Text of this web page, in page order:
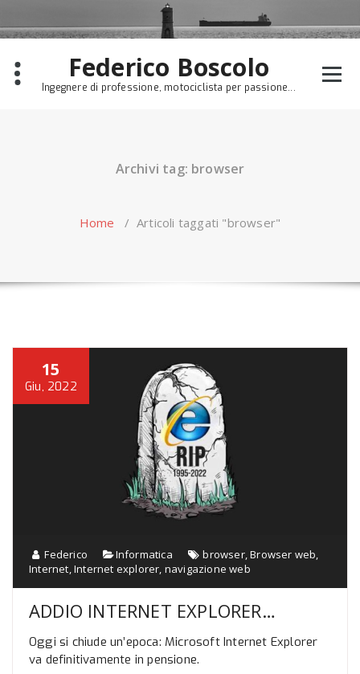
to
content
Federico Boscolo
Ingegnere di professione, motociclista per passione...
Archivi tag: browser
Home / Articoli taggati "browser"
15
Giu, 2022
Federico Informatica browser,Browser web,
Internet,Internet explorer, navigazione web
ADDIO INTERNET EXPLORER…
Oggi si chiude un’epoca: Microsoft Internet Explorer
va definitivamente in pensione.